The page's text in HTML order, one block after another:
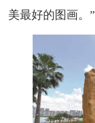
美最好的图画。”